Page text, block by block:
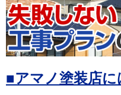
■アマノ塗装店